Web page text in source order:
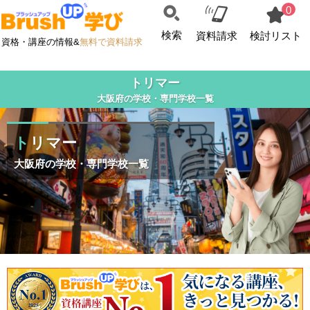
資格・講座の情報&無料で資料請求
検索 資料請求
0
検討リスト
トリマー
大阪府の学校・専門学校一覧
トリマー
大阪府の学校・専門学校一覧